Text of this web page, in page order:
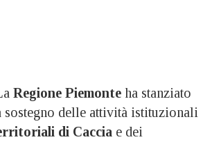
Regione Piemonte ha stanziato
sostegno delle attività istituzionali
di Caccia e dei